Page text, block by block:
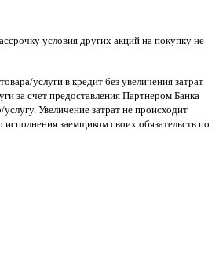
условия других акций на покупку не
услуги в кредит без увеличения затрат
за счет предоставления Партнером Банка
Увеличение затрат не происходит
исполнения заемщиком своих обязательств по